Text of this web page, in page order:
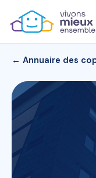
← Annuaire des